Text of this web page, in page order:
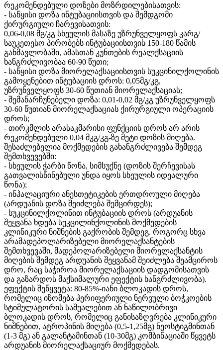
რეკომენდებული დოზები მოზრდილებისათვის:
- საწყისი დოზა ინტუბაციისთვის და შემდგომი
ქირურგიული ჩარევისათვის:
0,06-0,08 მგ/კგ სხეულის მასაზე უზრუნველყოფს კარგ/
საუკეთესო პირობებს ინტუბაციისთვის 150-180 წამის
განმავლობაში, ამასთან კუნთების რეალქსაციის
ხანგრძლივობაა 60-90 წუთი;
- საწყისი დოზა მიორელაქსაციისთვის სუკცინილქოლინის
გამოყენებით ინტუბაციის დროს: 0,05მგ/კგ,
უზრუნველყოფს 30-60 წუთიან მიორელაქსაციას;
- შემანარჩუნებელი დოზა: 0,01-0,02 მგ/კგ უზრუნველყოფს
30-60 წუთიან მიორელაქსაციას ქირურგიული ოპერაციის
დროს;
- თირკმლის არასაკმარისი ფუნქციის დროს არ არის
რეკომენდებული 0,04 მკგ/კგ-ზე მეტი დოზის მიღება.
შესაძლებელია მოქმედების გახანგრძლივება შემდეგ
შემთხვევებში:
- სხეულის ჭარბი წონა, სიმსუქნე (დოზის შერჩევისას
გათვალისწინებული უნდა იყოს სხეულის იდეალური
წონა);
- ინჰალაციური ანესთეტიკების ერთდროული მიღება
(არდუანის დოზა შეიძლება შემცირდეს);
- სუკცინილქოლინით ინტუბაციის დროს (არდუანის
შეყვანა ხდება სუკცილინქოლინის მოქმედების
კლინიკური ნიშნების გაქრობის შემდეგ. როგორც სხვა
არამადეპოლარიზებელი მიორელაქსანტების
შემთხვევაში, მადეპოლარიზებელი მიორელაქსანტის
მიღების შემდეგ არდუანის შეყვანამ შეიძლება შეამციროს
დრო, რაც საჭიროა მიორელაქსაციის დადგომისათვის
და გაზარდოს მაქსიმალური ეფექტის ხანგრძლივობა).
ეფექტის შეწყვეტა: 80-85%-იანი ბლოკადის დროს,
რომელიც იზომება პერიფერიული ნერვული ბოჭკოების
სტიმულატორის საშუალებით ან ნაწილობრივი
ბლოკადის დროს, რომელიც განისაზღვრება კლინიკური
ნიშნებით, ატროპინის მიღება (0,5-1,25მგ) ნეოსტიგმინთან
(1-3 მგ) ან გალანტამინთან (10-30მგ) კომბინაციაში წყვეტს
არდუანის მიორელაქსაციურ მოქმედებას.